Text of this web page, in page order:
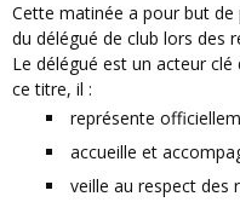
Cette matinée a pour but de présenter en détail le rôle essentiel
du délégué de club lors des
Le délégué est un acteur
ce titre, il :
représente
accueille et
veille au respect des